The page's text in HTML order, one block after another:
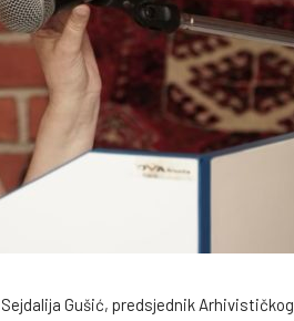
Gušić, predsjednik Arhivističkog